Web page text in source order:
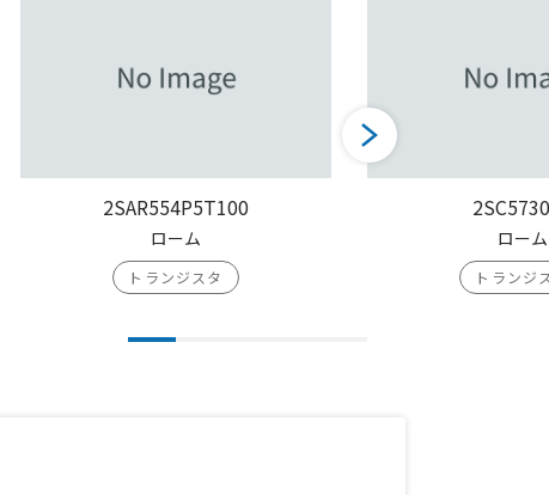
2SAR554P5T100
ローム
トランジスタ
ローム
トランジ